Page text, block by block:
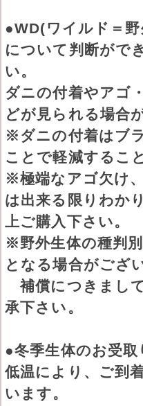
●WD(ワイルド＝
について判断がで
い。
ダニの付着やアゴ
どが見られる場合
※ダニの付着はブ
ことで軽減するこ
※極端なアゴ欠け
は出来る限りわか
上ご購入下さい。
※野外生体の種判
となる場合がござ
補償につきまし
承下さい。
●冬季生体のお受
低温により、ご到
います。